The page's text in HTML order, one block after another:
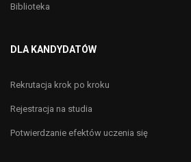
Biblioteka
DLA KANDYDATÓW
Rekrutacja krok po kroku
Rejestracja na studia
Potwierdzanie efektów uczenia się